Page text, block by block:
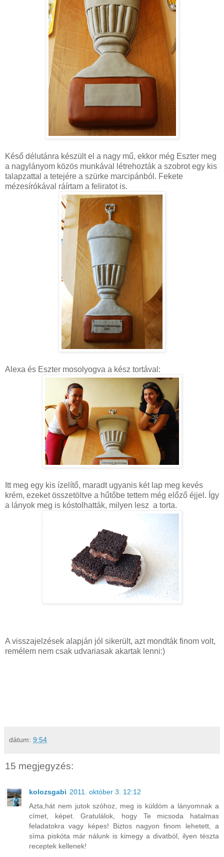
Késő délutánra készült el a nagy mű, ekkor még Eszter meg
a nagylányom közös munkával létrehozták a szobrot egy kis
talapzattal a tetejére a szürke marcipánból. Fekete
mézesírókával ráírtam a feliratot is.
Alexa és Eszter mosolyogva a kész tortával:
Itt meg egy kis ízelítő, maradt ugyanis két lap meg kevés
krém, ezeket összetöltve a hűtőbe tettem még előző éjjel. Így
a lányok meg is kóstolhatták, milyen lesz a torta.
A visszajelzések alapján jól sikerült, azt mondták finom volt,
remélem nem csak udvariasak akartak lenni:)
dátum: 9:54
15 megjegyzés:
kolozsgabi 2011. október 3. 12:12
Azta,hát nem jutok szóhoz, meg is küldöm a lányomnak a
címet, képet. Gratulálok, hogy Te micsoda hatalmas
feladatokra vagy képes! Biztos nagyon finom lehetett, a
síma piskóta már nálunk is kimegy a divatból, ilyen tészta
receptek kellenek!